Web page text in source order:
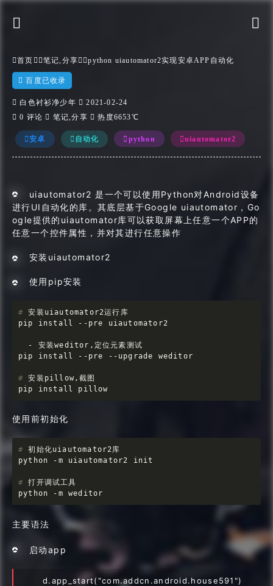
 
首页 笔记, 分享python uiautomator2实现安卓APP自动化
百度已收录
 白色衬衫净少年  2021-02-24
 0 评论  笔记,分享  热度6653℃
安卓 自动化 python uiautomator2
uiautomator2 是一个可以使用Python对Android设备
进行UI自动化的库。其底层基于Google uiautomator，Go
ogle提供的uiautomator库可以获取屏幕上任意一个APP的
任意一个控件属性，并对其进行任意操作
安装uiautomator2
使用pip安装
# 安装uiautomator2运行库
pip install --pre uiautomator2
  - 安装weditor,定位元素测试
# 安装pillow,截图
pip install pillow
使用前初始化
# 初始化uiautomator2库
# 打开调试工具
python -m weditor
主要语法
启动app
d.app_start("com.addcn.android.house591")